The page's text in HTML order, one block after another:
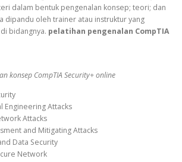
dalam bentuk pengenalan konsep; teori; dan
dipandu oleh trainer atau instruktur yang
bidangnya. pelatihan pengenalan CompTIA
konsep CompTIA Security+ online
Engineering Attacks
Attacks
and Mitigating Attacks
Data Security
Network